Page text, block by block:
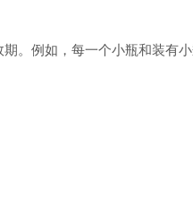
。例如，每一个小瓶和装有小